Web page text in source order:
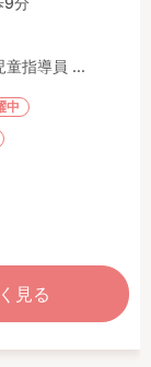
童指導員 ...
中
見る